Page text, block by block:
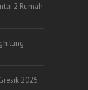
2 Rumah
2026